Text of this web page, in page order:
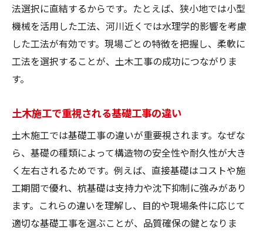
法選択に直結するからです。たとえば、狭小地では小型
機械を活用した工法、河川近くでは水理学的影響を考慮
した工法が有効です。現場ごとの特徴を把握し、柔軟に
工法を選択することが、土木工事の成功につながりま
す。
土木施工で重視される基礎工事の違い
土木施工では基礎工事の違いが重要視されます。なぜな
ら、基礎の種類によって構造物の安全性や耐久性が大き
く左右されるためです。例えば、直接基礎はコストや施
工期間で優れ、杭基礎は支持力や沈下抑制に強みがあり
ます。これらの違いを理解し、目的や現場条件に応じて
適切な基礎工事を選ぶことが、品質確保の鍵となりま